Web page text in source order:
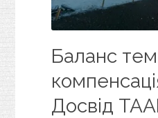
Баланс
Досвід